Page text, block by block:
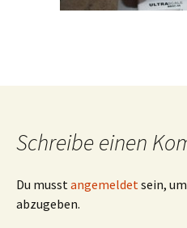
Schreibe einen
Du musstangemeldetsein,
abzugeben.